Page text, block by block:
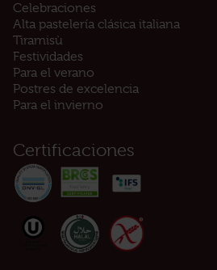
Celebraciones
Alta pastelería clásica italiana
Tiramisù
Festividades
Para el verano
Postres de excelencia
Para el invierno
Certificaciones